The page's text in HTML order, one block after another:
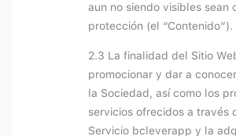
aun no siendo visibles sean
protección (el “Contenido”).
2.3 La finalidad del Sitio
promocionar y dar a
la Sociedad, así como los
servicios ofrecidos a través
Servicio bcleverapp y la